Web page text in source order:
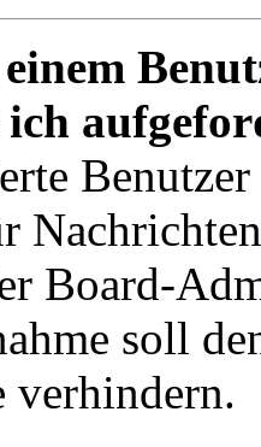
Board-
soll
verhindern.